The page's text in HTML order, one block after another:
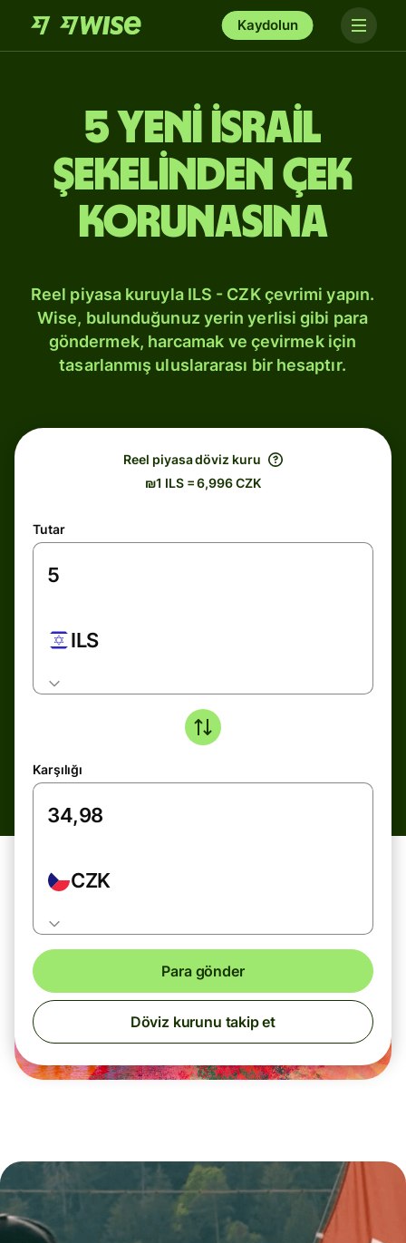
Kaydolun
5 Yeni İsrail
şekelinden Çek
korunasına
Reel piyasa kuruyla ILS - CZK çevrimi yapın.
Wise, bulunduğunuz yerin yerlisi gibi para
göndermek, harcamak ve çevirmek için
tasarlanmış uluslararası bir hesaptır.
Reel piyasa döviz kuru
₪1 ILS = 6,996 CZK
Tutar
ILS
Karşılığı
CZK
Para gönder
Döviz kurunu takip et